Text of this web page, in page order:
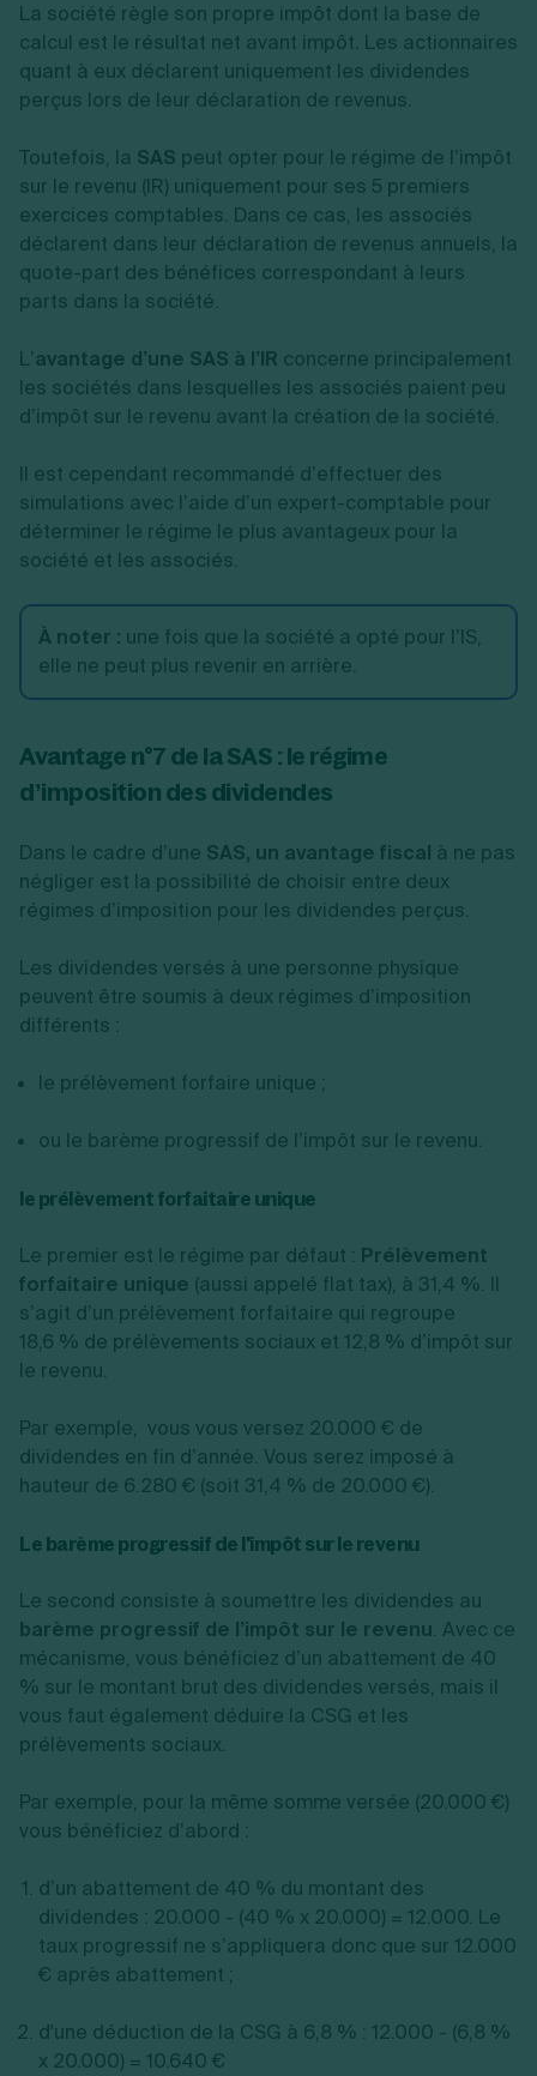
La société règle son propre impôt dont la base de
calcul est le résultat net avant impôt. Les actionnaires
quant à eux déclarent uniquement les dividendes
perçus lors de leur déclaration de revenus.
Toutefois, la SAS peut opter pour le régime de l’impôt
sur le revenu (IR) uniquement pour ses 5 premiers
exercices comptables. Dans ce cas, les associés
déclarent dans leur déclaration de revenus annuels, la
quote-part des bénéfices correspondant à leurs
parts dans la société.
L’avantage d’une SAS à l’IR concerne principalement
les sociétés dans lesquelles les associés paient peu
d’impôt sur le revenu avant la création de la société.
Il est cependant recommandé d’effectuer des
simulations avec l’aide d’un expert-comptable pour
déterminer le régime le plus avantageux pour la
société et les associés.
À noter : une fois que la société a opté pour l’IS,
elle ne peut plus revenir en arrière.
Avantage n°7 de la SAS : le régime
d’imposition des dividendes
Dans le cadre d’une SAS, un avantage fiscal à ne pas
négliger est la possibilité de choisir entre deux
régimes d’imposition pour les dividendes perçus.
Les dividendes versés à une personne physique
peuvent être soumis à deux régimes d’imposition
différents :
le prélèvement forfaire unique ;
ou le barème progressif de l’impôt sur le revenu.
le prélèvement forfaitaire unique
Le premier est le régime par défaut : Prélèvement
forfaitaire unique (aussi appelé flat tax), à 31,4 %. Il
s’agit d’un prélèvement forfaitaire qui regroupe
18,6 % de prélèvements sociaux et 12,8 % d’impôt sur
le revenu.
Par exemple, vous vous versez 20.000 € de
dividendes en fin d’année. Vous serez imposé à
hauteur de 6.280 € (soit 31,4 % de 20.000 €).
Le barème progressif de l'impôt sur le revenu
Le second consiste à soumettre les dividendes au
barème progressif de l’impôt sur le revenu. Avec ce
mécanisme, vous bénéficiez d’un abattement de 40
% sur le montant brut des dividendes versés, mais il
vous faut également déduire la CSG et les
prélèvements sociaux.
Par exemple, pour la même somme versée (20.000 €)
vous bénéficiez d’abord :
d’un abattement de 40 % du montant des
dividendes : 20.000 - (40 % x 20.000) = 12.000. Le
taux progressif ne s’appliquera donc que sur 12.000
€ après abattement ;
d'une déduction de la CSG à 6,8 % : 12.000 - (6,8 %
x 20.000) = 10.640 €